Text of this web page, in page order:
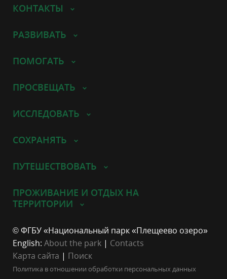
КОНТАКТЫ
РАЗВИВАТЬ
ПОМОГАТЬ
ПРОСВЕЩАТЬ
ИССЛЕДОВАТЬ
СОХРАНЯТЬ
ПУТЕШЕСТВОВАТЬ
ПРОЖИВАНИЕ И ОТДЫХ НА
ТЕРРИТОРИИ
© ФГБУ «Национальный парк «Плещеево озеро»
English: About the park | Contacts
Карта сайта | Поиск
Политика в отношении обработки персональных данных